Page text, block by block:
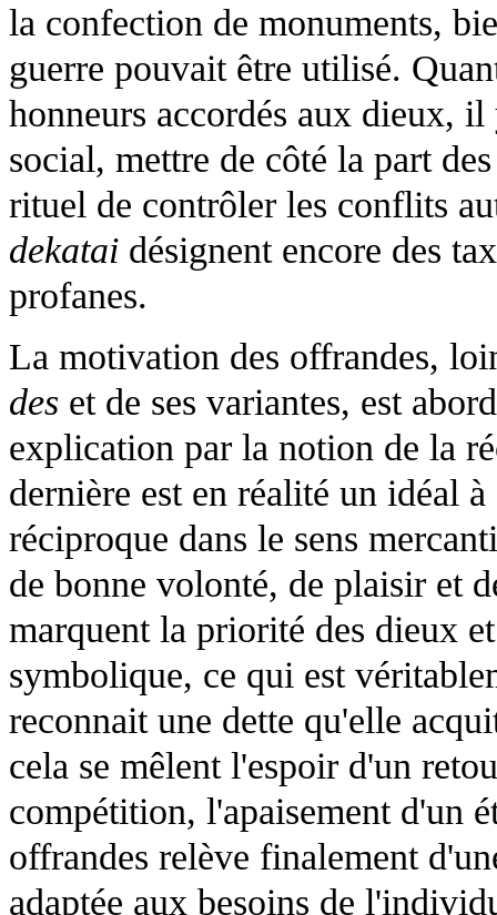
la confection de monuments,
guerre pouvait être utilisé.
honneurs accordés aux dieux,
social, mettre de côté la part
rituel de contrôler les conflits
dekatai désignent encore des
profanes.
La motivation des offrandes,
des et de ses variantes, est
explication par la notion de la
dernière est en réalité un idéal
réciproque dans le sens
de bonne volonté, de plaisir et
marquent la priorité des dieux
symbolique, ce qui est
reconnait une dette qu'elle
cela se mêlent l'espoir d'un
compétition, l'apaisement d'un
offrandes relève finalement
adaptée aux besoins de